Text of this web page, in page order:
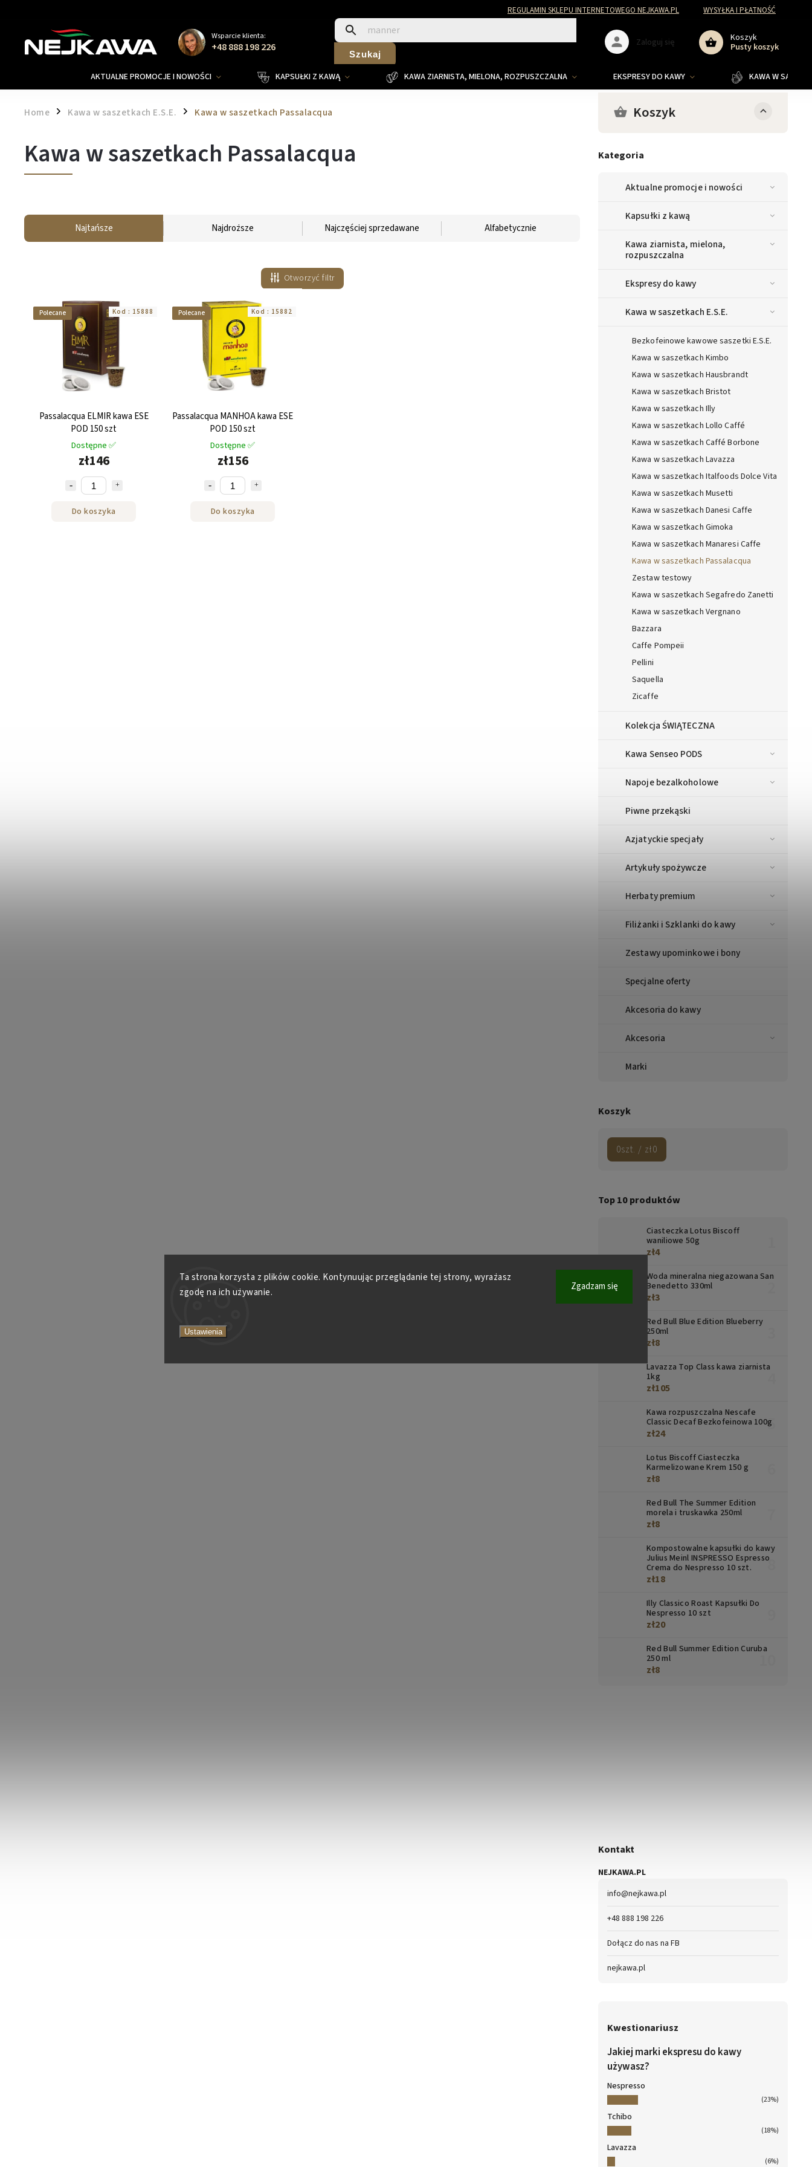
Ta strona korzysta z plików cookie. Kontynuując przeglądanie tej strony, wyrażasz
zgodę na ich używanie.
Ustawienia
Zgadzam się
REGULAMIN SKLEPU INTERNETOWEGO NEJKAWA.PL WYSYŁKA I PŁATNOŚĆ
Wsparcie klienta:
+48 888 198 226 Szukaj
Koszyk
Pusty koszyk
Zaloguj się
AKTUALNE PROMOCJE I NOWOŚCI KAPSUŁKI Z KAWĄ KAWA ZIARNISTA, MIELONA, ROZPUSZCZALNA EKSPRESY DO KAWY KAWA W
Home / Kawa w saszetkach E.S.E. / Kawa w saszetkach Passalacqua Koszyk
Kategoria
Aktualne promocje i nowości
Kapsułki z kawą
Kawa ziarnista, mielona,
rozpuszczalna
Ekspresy do kawy
Kawa w saszetkach E.S.E.
Bezkofeinowe kawowe saszetki E.S.E.
Kawa w saszetkach Kimbo
Kawa w saszetkach Hausbrandt
Kawa w saszetkach Bristot
Kawa w saszetkach Illy
Kawa w saszetkach Lollo Caffé
Kawa w saszetkach Caffé Borbone
Kawa w saszetkach Lavazza
Kawa w saszetkach Italfoods Dolce Vita
Kawa w saszetkach Musetti
Kawa w saszetkach Danesi Caffe
Kawa w saszetkach Gimoka
Kawa w saszetkach Manaresi Caffe
Kawa w saszetkach Passalacqua
Zestaw testowy
Kawa w saszetkach Segafredo Zanetti
Kawa w saszetkach Vergnano
Bazzara
Caffe Pompeii
Pellini
Saquella
Zicaffe
Kolekcja ŚWIĄTECZNA
Kawa Senseo PODS
Napoje bezalkoholowe
Piwne przekąski
Azjatyckie specjały
Artykuły spożywcze
Herbaty premium
Filiżanki i Szklanki do kawy
Zestawy upominkowe i bony
Specjalne oferty
Akcesoria do kawy
Akcesoria
Marki
Koszyk
0szt. / zł0
Top 10 produktów
Ciasteczka Lotus Biscoff
waniliowe 50g
zł4
Woda mineralna niegazowana San
Benedetto 330ml
zł3
Red Bull Blue Edition Blueberry
250ml
zł8
Lavazza Top Class kawa ziarnista
1kg
zł105
Kawa rozpuszczalna Nescafe
Classic Decaf Bezkofeinowa 100g
zł24
Lotus Biscoff Ciasteczka
Karmelizowane Krem 150 g
zł8
Red Bull The Summer Edition
morela i truskawka 250ml
zł8
Kompostowalne kapsułki do kawy
Julius Meinl INSPRESSO Espresso
Crema do Nespresso 10 szt.
zł18
Illy Classico Roast Kapsułki Do
Nespresso 10 szt
zł20
Red Bull Summer Edition Curuba
250 ml
zł8
Kontakt
NEJKAWA.PL
info@nejkawa.pl
+48 888 198 226
Dołącz do nas na FB
nejkawa.pl
Kwestionariusz
Jakiej marki ekspresu do kawy
używasz?
Nespresso
(23%)
Tchibo
(18%)
Lavazza
(6%)
Kawa w saszetkach Passalacqua
Najtańsze Najdroższe Najczęściej sprzedawane Alfabetycznie
Otworzyć filtr
Polecane
Passalacqua ELMIR kawa ESE
POD 150 szt
Dostępne ✅
zł146
Do koszyka
Kod : 15888 Polecane
Passalacqua MANHOA kawa ESE
POD 150 szt
Dostępne ✅
zł156
Do koszyka
Kod : 15882